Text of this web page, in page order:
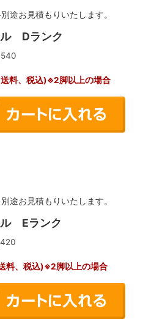
途お見積もりいたします。
Dランク
料、税込)※2脚以上の場合
途お見積もりいたします。
Eランク
料、税込)※2脚以上の場合